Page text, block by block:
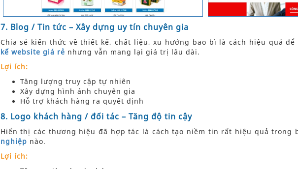
7. Blog / Tin tức – Xây dựng uy tín chuyên gia
Chia sẻ kiến thức về thiết kế, chất liệu, xu hướng bao bì là cách hiệu quả
kế website giá rẻ nhưng vẫn mang lại giá trị lâu dài.
Lợi ích:
Tăng lượng truy cập tự nhiên
Xây dựng hình ảnh chuyên gia
Hỗ trợ khách hàng ra quyết định
8. Logo khách hàng / đối tác – Tăng độ tin cậy
Hiển thị các thương hiệu đã hợp tác là cách tạo niềm tin rất hiệu quả trong
nghiệp nào.
Lợi ích: